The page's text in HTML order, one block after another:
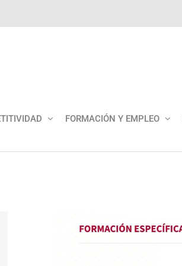
FORMACIÓN Y EMPLEO